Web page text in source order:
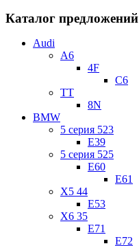
Каталог предложений
Audi
A6
4F
C6
TT
8N
BMW
5 серия 523
E39
5 серия 525
E60
E61
X5 44
E53
X6 35
E71
E72